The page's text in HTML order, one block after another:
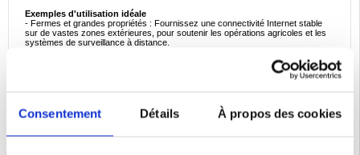
Consentement Détails À propos des cookies
Exemples d'utilisation idéale
- Fermes et grandes propriétés : Fournissez une connectivité Internet stable
sur de vastes zones extérieures, pour soutenir les opérations agricoles et les
systèmes de surveillance à distance.
rassemblements en plein air, les appareils de jardinage intelligents et les
- Véhicules de loisirs et campings : Maintenez un accès fiable à l'internet
Pourquoi ce produit est parfait à acheter
investissement pour ceux qui cherchent à étendre la couverture Internet à haut